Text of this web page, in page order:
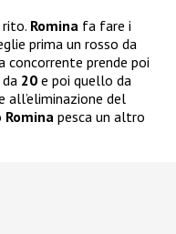
rito. Romina fa fare i
prima un rosso da
concorrente prende poi
20 e poi quello da
all’eliminazione del
Romina pesca un altro